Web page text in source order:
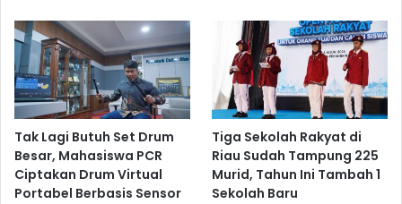
Tak Lagi Butuh Set Drum
Besar, Mahasiswa PCR
Ciptakan Drum Virtual
Portabel Berbasis Sensor
Tiga Sekolah Rakyat di
Riau Sudah Tampung 225
Murid, Tahun Ini Tambah 1
Sekolah Baru